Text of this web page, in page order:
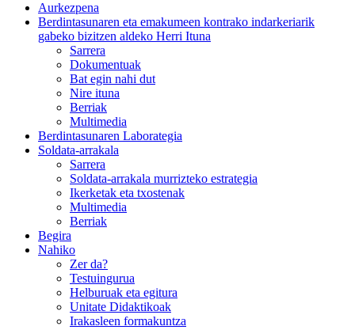
Aurkezpena
Berdintasunaren eta emakumeen kontrako indarkeriarik
gabeko bizitzen aldeko Herri Ituna
Sarrera
Dokumentuak
Bat egin nahi dut
Nire ituna
Berriak
Multimedia
Berdintasunaren Laborategia
Soldata-arrakala
Sarrera
Soldata-arrakala murrizteko estrategia
Ikerketak eta txostenak
Multimedia
Berriak
Begira
Nahiko
Zer da?
Testuingurua
Helburuak eta egitura
Unitate Didaktikoak
Irakasleen formakuntza